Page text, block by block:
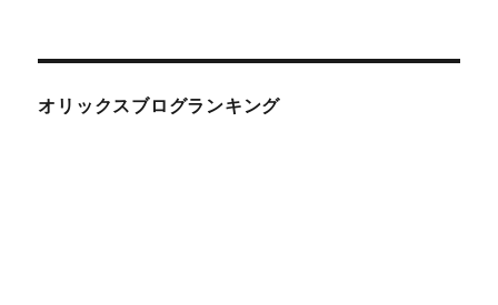
オリックスブログランキング